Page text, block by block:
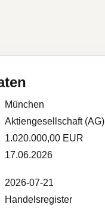
München
Aktiengesellschaft (AG)
1.020.000,00 EUR
17.06.2026
2026-07-21
Handelsregister